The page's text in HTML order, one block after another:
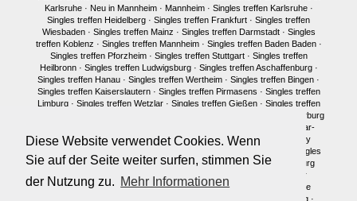
Diese Website verwendet Cookies. Wenn
Sie auf der Seite weiter surfen, stimmen Sie
der Nutzung zu. Mehr Informationen
Karlsruhe· Neu in Mannheim· Mannheim· Singles treffen Karlsruhe·
Singles treffen Heidelberg · Singles treffen Frankfurt · Singles treffen
Wiesbaden· Singles treffen Mainz · Singles treffen Darmstadt· Singles
treffen Koblenz · Singles treffen Mannheim· Singles treffen Baden Baden·
Singles treffen Pforzheim· Singles treffen Stuttgart· Singles treffen
Heilbronn· Singles treffen Ludwigsburg· Singles treffen Aschaffenburg·
Singles treffen Hanau · Singles treffen Wertheim · Singles treffen Bingen ·
Singles treffen Kaiserslautern· Singles treffen Pirmasens · Singles treffen
Limburg· Singles treffen Wetzlar· Singles treffen Gießen· Singles treffen
Singles treffen Marburg
Singles treffen Idar-
Oberstein·Neu in München·Singles treffen München·
Single Party
Singles
treffen Berlin ·Single Party Berlin· Singles Berlin ·Singles Regensburg
Single Männer Frankfurt
Single Frauen Frankfurt
Single Männer
Darmstadt· Single Frauen Darmstadt·Single Männer Mainz
Single
Single Frauen Heidelberg ·